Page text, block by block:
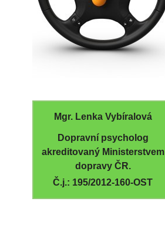
Mgr. Lenka Vybíralová
Dopravní psycholog
akreditovaný Ministerstvem
dopravy ČR.
Č.j.: 195/2012-160-OST